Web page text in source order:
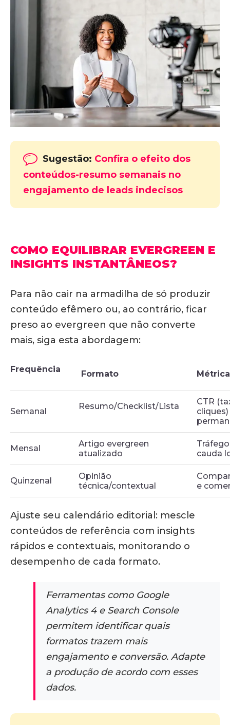
Sugestão: Confira o efeito dos
conteúdos-resumo semanais no
engajamento de leads indecisos
COMO EQUILIBRAR EVERGREEN E
INSIGHTS INSTANTÂNEOS?
Para não cair na armadilha de só produzir
conteúdo efêmero ou, ao contrário, ficar
preso ao evergreen que não converte
mais, siga esta abordagem:
Frequência Formato
Semanal
Resumo/Checklist/Lista
CTR
Mensal
Artigo evergreen
atualizado
cauda
Quinzenal
Opinião
técnica/contextual
e
Ajuste seu calendário editorial: mescle
conteúdos de referência com insights
rápidos e contextuais, monitorando o
desempenho de cada formato.
Ferramentas como Google
Analytics 4 e Search Console
permitem identificar quais
formatos trazem mais
engajamento e conversão. Adapte
a produção de acordo com esses
dados.